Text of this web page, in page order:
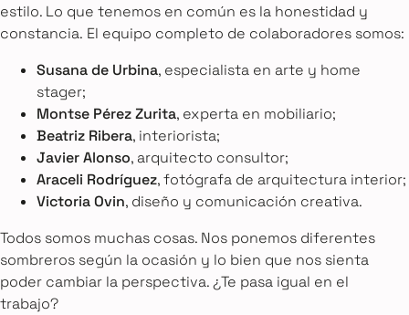
estilo. Lo que tenemos en común es la honestidad y
constancia. El equipo completo de colaboradores somos:
Susana de Urbina, especialista en arte y home
stager;
Montse Pérez Zurita, experta en mobiliario;
Beatriz Ribera, interiorista;
Javier Alonso, arquitecto consultor;
Araceli Rodríguez, fotógrafa de arquitectura interior;
Victoria Ovin, diseño y comunicación creativa.
Todos somos muchas cosas. Nos ponemos diferentes
sombreros según la ocasión y lo bien que nos sienta
poder cambiar la perspectiva. ¿Te pasa igual en el
trabajo?